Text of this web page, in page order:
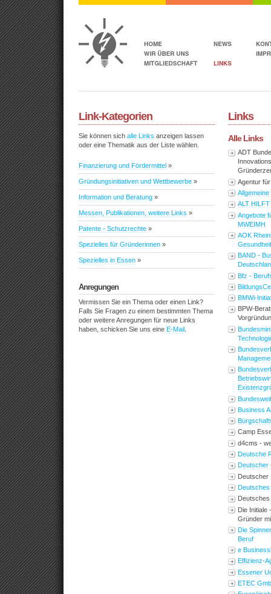
Link-Kategorien
Sie können sich alle Links anzeigen lassen
oder eine Thematik aus der Liste wählen.
Finanzierung und Fördermittel »
Gründungsinitiativen und Wettbewerbe »
Information und Beratung »
Messen, Publikationen, weitere Links »
Patente - Schutzrechte »
Spezielles für Gründerinnen »
Spezielles in Essen »
Anregungen
Vermissen Sie ein Thema oder einen Link?
Falls Sie Fragen zu einem bestimmten Thema
oder weitere Anregungen für neue Links
haben, schicken Sie uns eine E-Mail
Links
Alle Links
ADT
Agentur
ALT
Angebote
MWEIMH
AOK
BAND -
Bfz -
BMWi-
BPW-
Business
Camp
d4cms -
Deutsche
Deutscher
Deutscher
Deutsches
Die Initiale
Gründer
Die
Beruf
e
Effizienz-
Essener
ETEC